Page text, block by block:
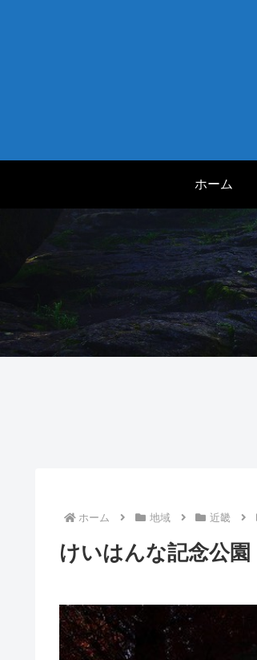
ホーム
ホーム 地域 近畿
けいはんな記念公